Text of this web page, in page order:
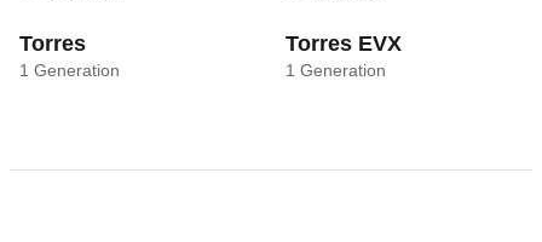
Torres
1 Generation
Torres EVX
1 Generation